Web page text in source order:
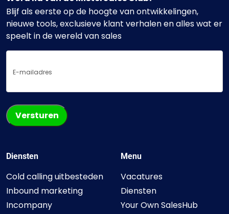
Blijf als eerste op de hoogte van ontwikkelingen,
nieuwe tools, exclusieve klant verhalen en alles wat er
speelt in de wereld van sales
mailadres
Diensten
Cold calling uitbesteden
Inbound marketing
Incompany
Menu
Vacatures
Diensten
Your Own SalesHub